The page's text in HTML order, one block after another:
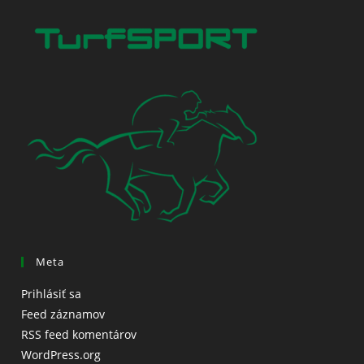
Meta
Prihlásiť sa
Feed záznamov
RSS feed komentárov
WordPress.org